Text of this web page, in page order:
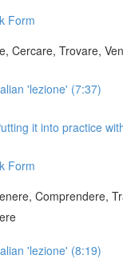
Form
Cercare, Trovare,
'lezione' (7:37)
it into practice
Form
Comprendere,
'lezione' (8:19)